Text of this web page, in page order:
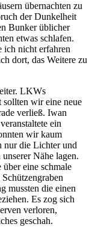
übernachten zu
der Dunkelheit
Bunker üblicher
etwas schlafen.
ich nicht erfahren
dort, das Weitere zu
LKWs
wir eine neue
verließ. Iwan
ein
wir kaum
nur die Lichter und
Nähe lagen.
eine schmale
mussten die einen
Es zog sich
verloren,
geschah.